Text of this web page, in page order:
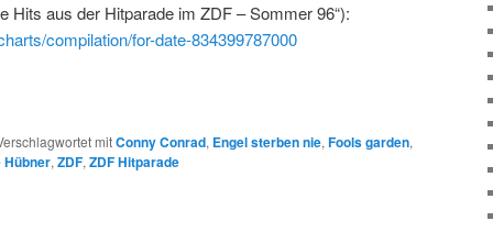
Hits aus der Hitparade im ZDF – Sommer 96“):
compilation/for-date-834399787000
mitConny Conrad, Engel sterben nie,Fools garden,
Hübner,ZDF,ZDF Hitparade